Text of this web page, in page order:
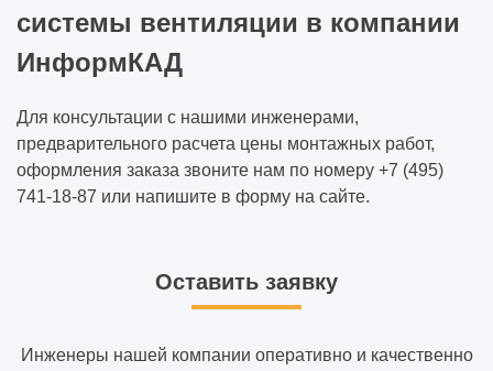
системы вентиляции в компании
ИнформКАД
Для консультации с нашими инженерами,
предварительного расчета цены монтажных работ,
оформления заказа звоните нам по номеру +7 (495)
741-18-87 или напишите в форму на сайте.
Оставить заявку
Инженеры нашей компании оперативно и качественно